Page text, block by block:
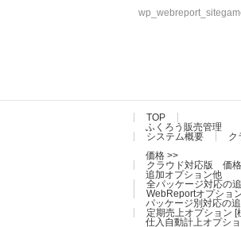
TOP
ふくろう販売管理
システム概要
ク
価格 >>
クラウド対応版 価格
追加オプション他
全パッケージ対応の
WebReportオプショ
パッケージ別対応の
定期売上オプション [
仕入自動計上オプシ